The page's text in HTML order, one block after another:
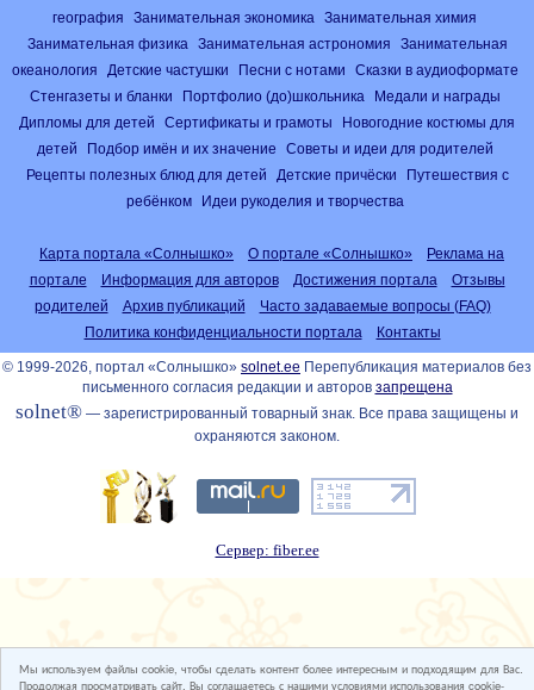
Мы используем файлы cookie, чтобы сделать контент более интересным и подходящим для Вас.
Продолжая просматривать сайт, Вы соглашаетесь с нашими условиями использования cookie-
география
Занимательная экономика
Занимательная химия
Занимательная физика
Занимательная астрономия
Занимательная
океанология
Детские частушки Песни с нотами
Сказки в аудиоформате
Стенгазеты и бланки
Портфолио (до)школьника
Медали и награды
Дипломы для детей
Сертификаты и грамоты
Новогодние костюмы для
детей
Подбор имён и их значение
Советы и идеи для родителей
Рецепты полезных блюд для детей
Детские причёски
Путешествия с
ребёнком
Идеи рукоделия и творчества
Карта портала «Солнышко» О портале «Солнышко»
Реклама на
портале
Информация для авторов Достижения портала
Отзывы
родителей
Архив публикаций
Часто задаваемые вопросы (FAQ)
Политика конфиденциальности портала
Контакты
© 1999-2026, портал «Солнышко» solnet.ee Перепубликация материалов без
письменного согласия редакции и авторов запрещена
solnet® — зарегистрированный товарный знак. Все права защищены и
охраняются законом.
Сервер: fiber.ee